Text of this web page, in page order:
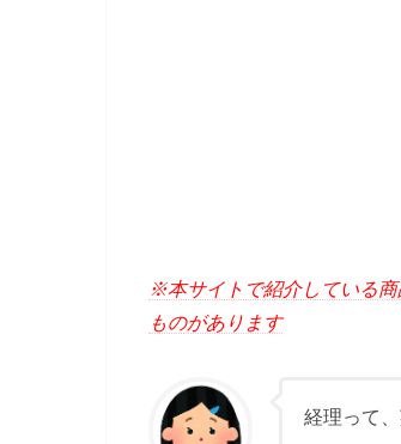
※本サイトで紹介している
ものがあります
経理って